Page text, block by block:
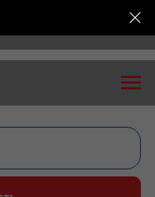
пройдет в Самаре